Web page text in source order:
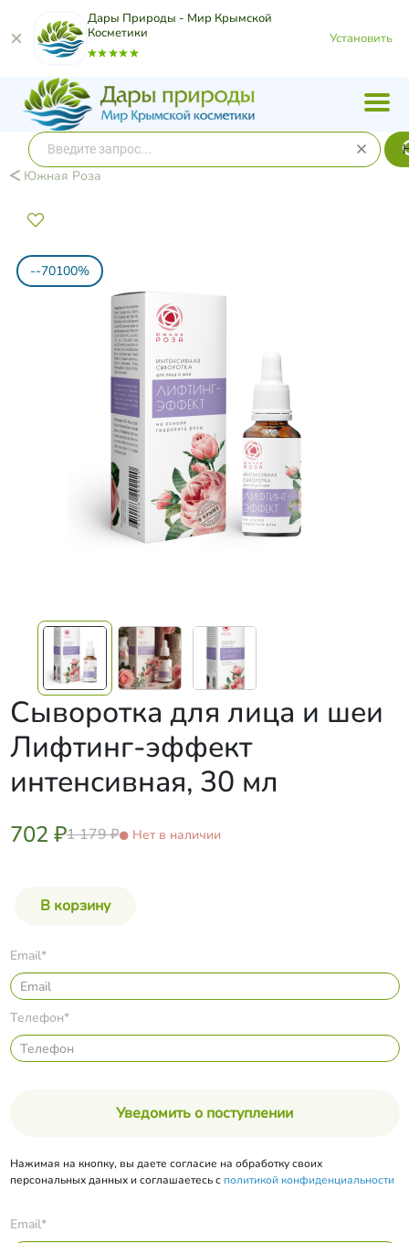
Дары Природы - Мир Крымской
Косметики
Установить
Южная Роза
--70100%
Сыворотка для лица и шеи
Лифтинг-эффект
интенсивная, 30 мл
702 ₽1 179 ₽ Нет в наличии
Email*
Телефон*
Уведомить о поступлении
Нажимая на кнопку, вы даете согласие на обработку своих
персональных данных и соглашаетесь с политикой конфиденциальности
Email*